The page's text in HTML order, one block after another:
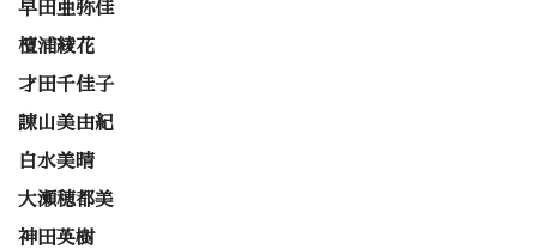
早田亜弥佳
檀浦綾花
才田千佳子
諌山美由紀
白水美晴
大瀬穂都美
神田英樹